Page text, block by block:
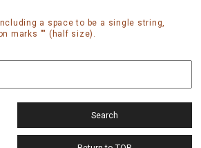
a space to be a single string,
marks "" (half size).